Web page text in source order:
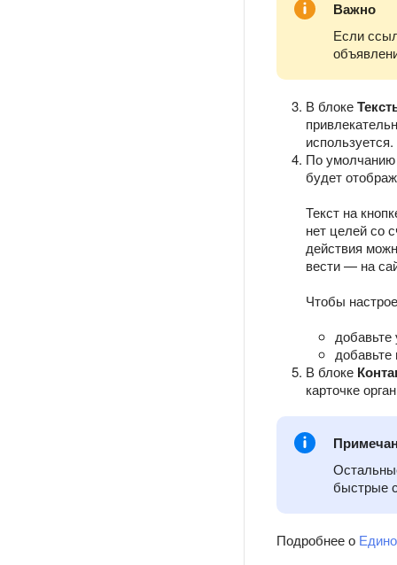
Важно
Если
В блоке
используется.
По умолчанию
будет
Текст на
нет целей со
действия
вести — на
Чтобы
В блоке
карточке
быстрые
Подробнее о